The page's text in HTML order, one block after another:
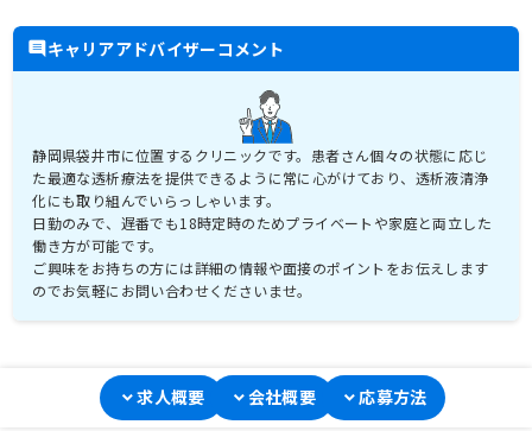
キャリアアドバイザーコメント
静岡県袋井市に位置するクリニックです。患者さん個々の状態に応じ
た最適な透析療法を提供できるように常に心がけており、透析液清浄
化にも取り組んでいらっしゃいます。
日勤のみで、遅番でも18時定時のためプライベートや家庭と両立した
働き方が可能です。
ご興味をお持ちの方には詳細の情報や面接のポイントをお伝えします
のでお気軽にお問い合わせくださいませ。
求人概要 会社概要 応募方法